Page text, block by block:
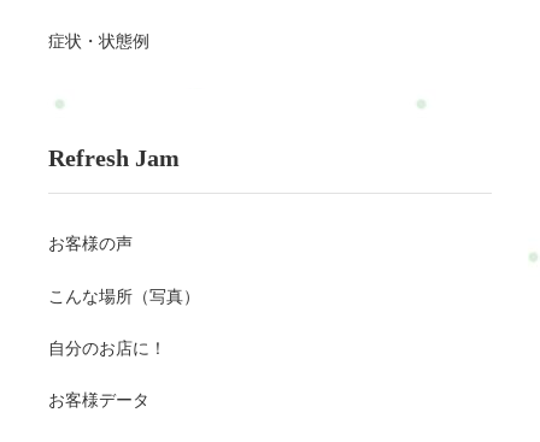
症状・状態例
Refresh Jam
お客様の声
こんな場所（写真）
自分のお店に！
お客様データ